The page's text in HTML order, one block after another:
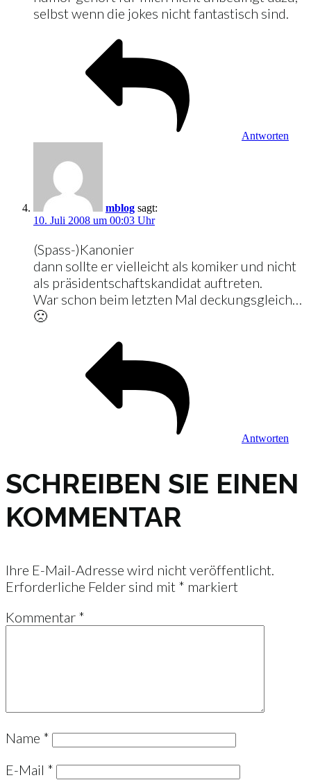
selbst wenn die jokes nicht fantastisch sind.
Antworten
mblog sagt:
10. Juli 2008 um 00:03 Uhr
(Spass-)Kanonier
dann sollte er vielleicht als komiker und nicht
als präsidentschaftskandidat auftreten.
War schon beim letzten Mal deckungsgleich…
🙁
Antworten
SCHREIBEN SIE EINEN
KOMMENTAR
Ihre E-Mail-Adresse wird nicht veröffentlicht.
Erforderliche Felder sind mit * markiert
Kommentar *
Name *
E-Mail *